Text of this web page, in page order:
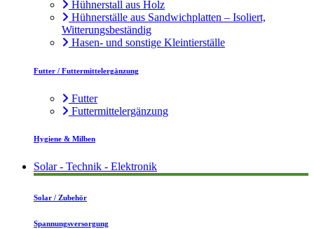
Hühnerstall aus Holz
Hühnerställe aus Sandwichplatten – Isoliert,
Witterungsbeständig
Hasen- und sonstige Kleintierställe
Futter / Futtermittelergänzung
Futter
Futtermittelergänzung
Hygiene & Milben
Solar - Technik - Elektronik
Solar / Zubehör
Spannungsversorgung